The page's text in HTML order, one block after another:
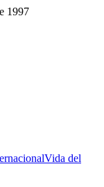
1997
Vida del